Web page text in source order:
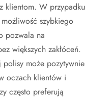
klientom. W przypadku
szybkiego
pozwala na
większych zakłóceń.
może pozytywnie
oczach klientów i
często preferują